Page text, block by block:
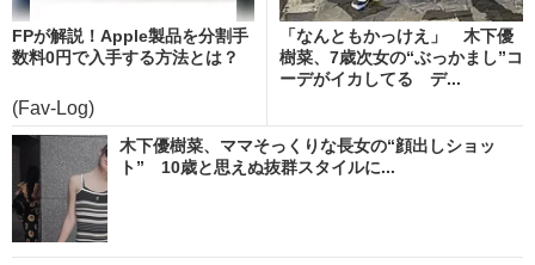
FPが解説！Apple製品を分割手
数料0円で入手する方法とは？
(Fav-Log)
「なんともかっけえ」 木下優
樹菜、7歳次女の“ぶっかまし”コ
ーデがイカしてる デ...
木下優樹菜、ママそっくりな長女の“顔出しショッ
ト” 10歳と思えぬ抜群スタイルに...